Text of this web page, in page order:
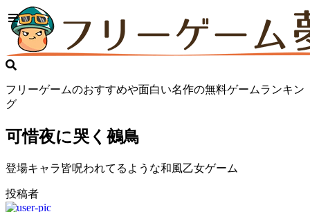
フリーゲームのおすすめや面白い名作の無料ゲームランキン
グ
可惜夜に哭く鵺鳥
登場キャラ皆呪われてるような和風乙女ゲーム
投稿者